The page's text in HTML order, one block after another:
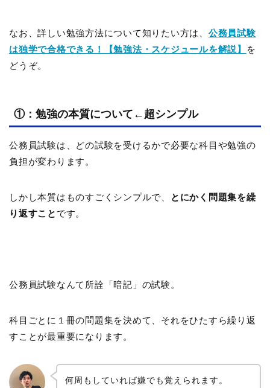
なお、詳しい勉強方法について知りたい方は、 公務員試験
は独学で合格できる！【勉強法・スケジュールを解説】
を
どうぞ。
①：勉強の本質について←超シンプル
公務員試験は、どの試験を受けるかで必要な科目や勉強の
負担が変わります。
しかし本質はものすごくシンプルで、
とにかく問題集を繰
り返すこと です。
公務員試験なんて所詮「暗記」の試験。
科目ごとに１冊の問題集を決めて、それをひたすら繰り返
すことが最重要になります。
何周もしていれば嫌でも覚えられます。